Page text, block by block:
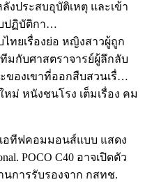
ประสบอุบัติเหตุ และเข้า
ปฏิบัติกา…
บไทยเรื่องย่อ หญิงสาวผู้ถูก
กับศาสตราจารย์ผู้ลึกลับ
ของเขาที่ออกสืบสวนเรื่…
ม่ หนังชนโรง เต็มเรื่อง คม
ทีฟคอมมอนส์แบบ แสดง
POCO C40 อาจเปิดตัว
นการรับรองจาก กสทช.